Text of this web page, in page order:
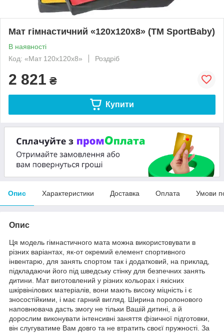
Мат гімнастичний «120х120х8» (ТМ SportBaby)
В наявності
Код: «Мат 120х120x8»
Роздріб
2 821 ₴
Купити
Опис Характеристики Доставка Оплата Умови
Опис
Ця модель гімнастичного мата можна використовувати в
різних варіантах, як-от окремий елемент спортивного
інвентарю, для занять спортом так і додатковий, на приклад,
підкладаючи його під шведську стінку для безпечних занять
дитини. Мат виготовлений у різних кольорах і якісних
шкірвінілових матеріалів, вони мають високу міцність і є
зносостійкими, і має гарний вигляд. Ширина поролонового
наповнювача дасть змогу не тільки Вашій дитині, а й
дорослим виконувати інтенсивні заняття фізичної підготовки,
він слугуватиме Вам довго та не втратить своєї пружності. За